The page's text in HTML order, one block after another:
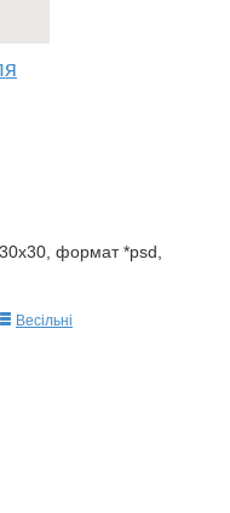
формат *psd,
Весільні